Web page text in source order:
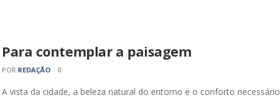
Para contemplar a paisagem
POR REDAÇÃO 0
A vista da cidade, a beleza natural do entorno e o conforto necessário